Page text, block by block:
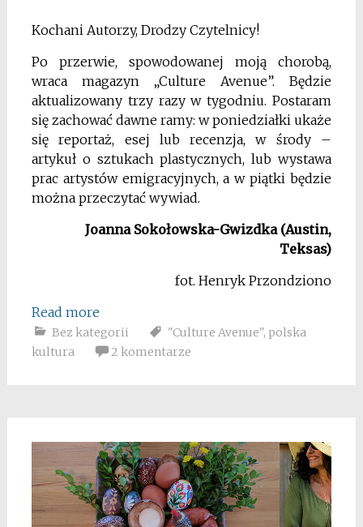
Kochani Autorzy, Drodzy Czytelnicy!
Po przerwie, spowodowanej moją chorobą,
wraca magazyn „Culture Avenue”. Będzie
aktualizowany trzy razy w tygodniu. Postaram
się zachować dawne ramy: w poniedziałki ukaże
się reportaż, esej lub recenzja, w środy –
artykuł o sztukach plastycznych, lub wystawa
prac artystów emigracyjnych, a w piątki będzie
można przeczytać wywiad.
Joanna Sokołowska-Gwizdka (Austin,
Teksas)
fot. Henryk Przondziono
Read more
Bez kategorii "Culture Avenue", polska
kultura
2 komentarze